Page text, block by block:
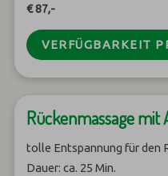
€ 87,-
VERFÜGBARKEIT
Rückenmassage mit
tolle Entspannung für den
Dauer: ca. 25 Min.